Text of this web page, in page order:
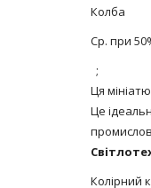
Колба
Ср. при
;
Ця
Це
Колірний